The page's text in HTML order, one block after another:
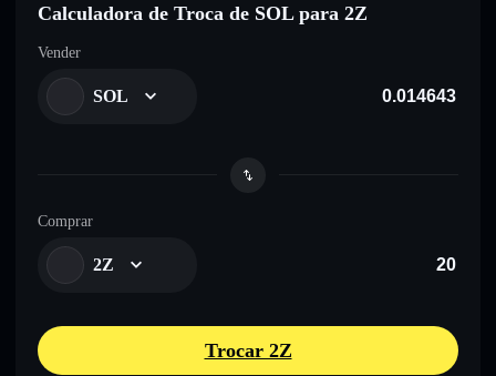
Calculadora de Troca de SOL para 2Z
Vender
SOL
Comprar
2Z
Trocar 2Z